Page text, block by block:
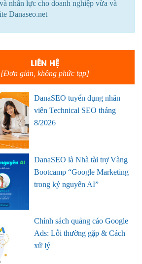
nhân lực cho doanh nghiệp vừa và
Danaseo.net
LIÊN HỆ
[Đơn giản, không phức tạp]
DanaSEO tuyển dụng nhân
viên Technical SEO tháng
8/2026
DanaSEO là Nhà tài trợ Vàng
Bootcamp “Google Marketing
trong kỷ nguyên AI”
Chính sách quảng cáo Google
Ads: Lỗi thường gặp & Cách
xử lý